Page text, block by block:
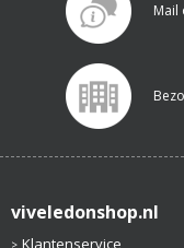
Mail
viveledonshop.nl
Klantenservice